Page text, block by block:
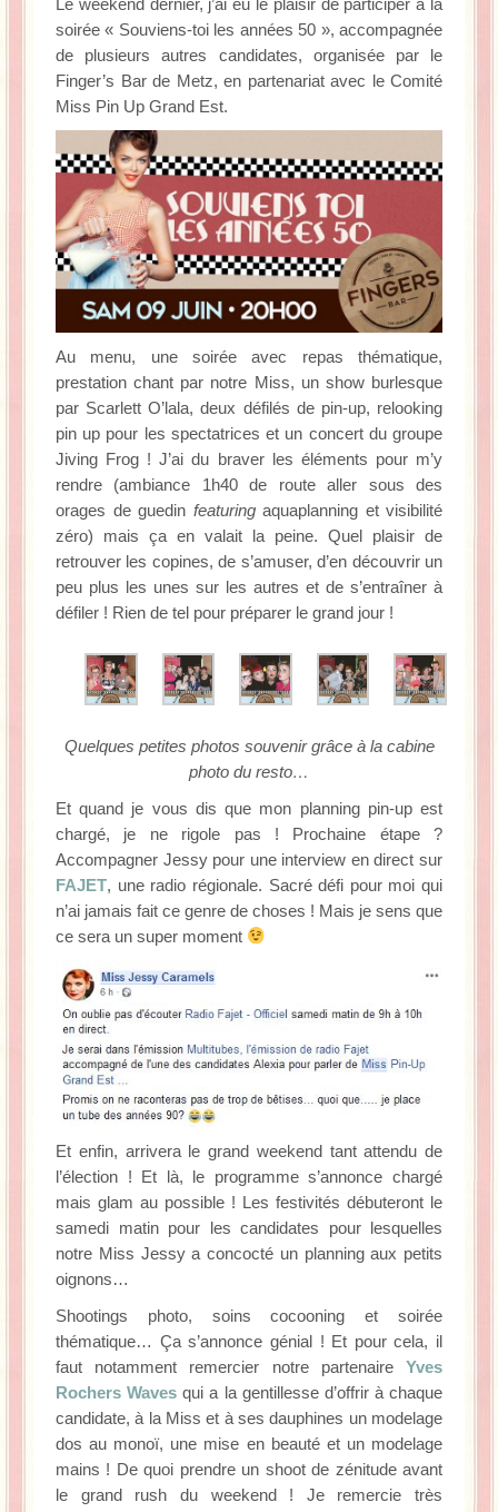
soirée « Souviens-toi les années 50 », accompagnée
de plusieurs autres candidates, organisée par le
Finger’s Bar de Metz, en partenariat avec le Comité
Miss Pin Up Grand Est.
Au menu, une soirée avec repas thématique,
prestation chant par notre Miss, un show burlesque
par Scarlett O’lala, deux défilés de pin-up, relooking
pin up pour les spectatrices et un concert du groupe
Jiving Frog ! J’ai du braver les éléments pour m’y
rendre (ambiance 1h40 de route aller sous des
orages de guedin featuringaquaplanning et visibilité
zéro) mais ça en valait la peine. Quel plaisir de
retrouver les copines, de s’amuser, d’en découvrir un
peu plus les unes sur les autres et de s’entraîner à
défiler ! Rien de tel pour préparer le grand jour !
Quelques petites photos souvenir grâce à la cabine
photo du resto…
Et quand je vous dis que mon planning pin-up est
chargé, je ne rigole pas ! Prochaine étape ?
Accompagner Jessy pour une interview en direct sur
FAJET, une radio régionale. Sacré défi pour moi qui
n’ai jamais fait ce genre de choses ! Mais je sens que
ce sera un super moment
Et enfin, arrivera le grand weekend tant attendu de
l’élection ! Et là, le programme s’annonce chargé
mais glam au possible ! Les festivités débuteront le
samedi matin pour les candidates pour lesquelles
notre Miss Jessy a concocté un planning aux petits
oignons…
Shootings photo, soins cocooning et soirée
thématique… Ça s’annonce génial ! Et pour cela, il
faut notamment remercier notre partenaire Yves
Rochers Waves qui a la gentillesse d’offrir à chaque
candidate, à la Miss et à ses dauphines un modelage
dos au monoï, une mise en beauté et un modelage
mains ! De quoi prendre un shoot de zénitude avant
le grand rush du weekend ! Je remercie très